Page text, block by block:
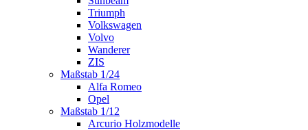
Triumph
Volkswagen
Volvo
Wanderer
ZIS
Maßstab 1/24
Alfa Romeo
Opel
Maßstab 1/12
Arcurio Holzmodelle